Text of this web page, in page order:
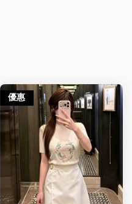
優惠